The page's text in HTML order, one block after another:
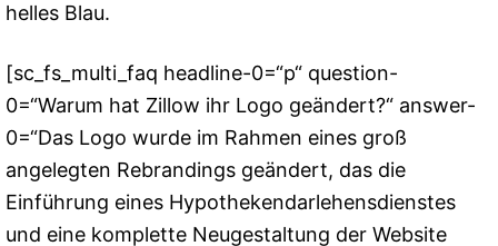
helles Blau.
[sc_fs_multi_faq headline-0=“p“ question-
0=“Warum hat Zillow ihr Logo geändert?“ answer-
0=“Das Logo wurde im Rahmen eines groß
angelegten Rebrandings geändert, das die
Einführung eines Hypothekendarlehensdienstes
und eine komplette Neugestaltung der Website